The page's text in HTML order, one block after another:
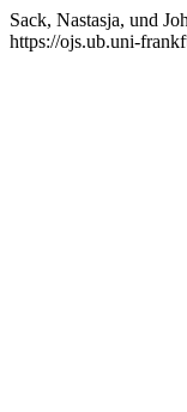
Sack, Nastasja, und
https://ojs.ub.uni-